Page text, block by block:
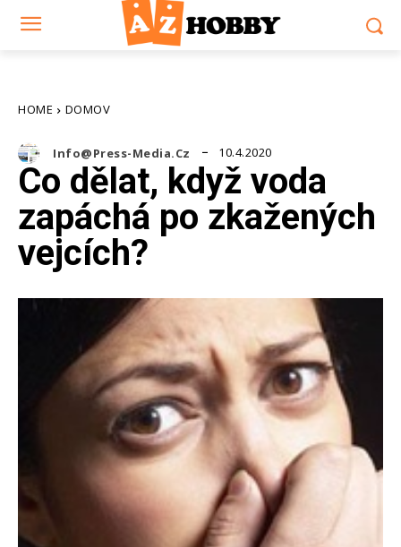
HOME DOMOV
Info@press-Media.cz 10.4.2020
Co dělat, když voda
zapáchá po zkažených
vejcích?